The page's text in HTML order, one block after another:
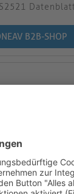
B2B-SHOP